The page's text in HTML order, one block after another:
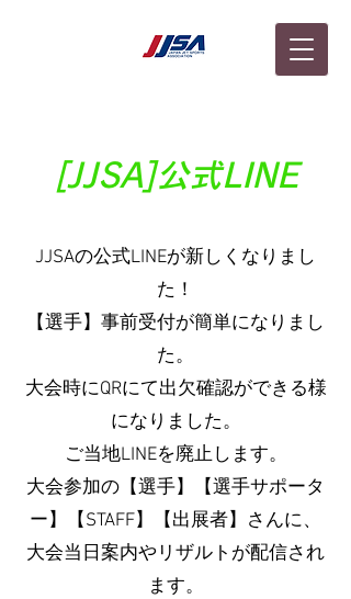
[JJSA]公式LINE
JJSAの公式LINEが新しくなりまし
た！
【選手】事前受付が簡単になりまし
た。
大会時にQRにて出欠確認ができる様
になりました。
ご当地LINEを廃止します。
大会参加の【選手】【選手サポータ
ー】【STAFF】【出展者】さんに、
大会当日案内やリザルトが配信され
ます。